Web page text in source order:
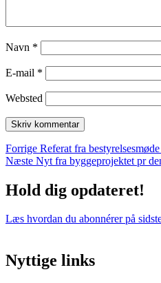
Navn *
E-mail *
Websted
Indlægsnavigation
Forrige Forrige
indlæg:
Referat fra
Næste Næste
Nyt fra byggeprojektet pr
Hold dig opdateret!
Læs hvordan du abonnérer på
Nyttige links